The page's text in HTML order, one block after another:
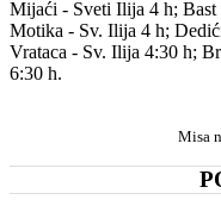
Mijaći - Sveti Ilija 4 h;
Motika - Sv. Ilija 4 h;
Vrataca - Sv. Ilija 4:30 h;
6:30 h.
Misa